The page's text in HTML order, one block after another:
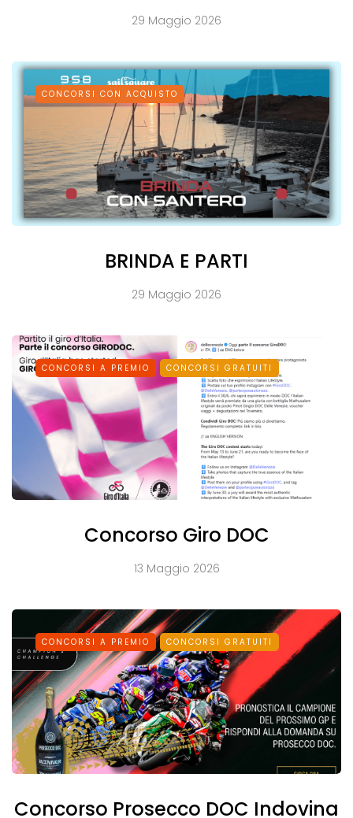
29 Maggio 2026
CONCORSI CON ACQUISTO
BRINDA E PARTI
29 Maggio 2026
CONCORSI A PREMIO CONCORSI GRATUITI
Concorso Giro DOC
13 Maggio 2026
CONCORSI A PREMIO CONCORSI GRATUITI
Concorso Prosecco DOC Indovina